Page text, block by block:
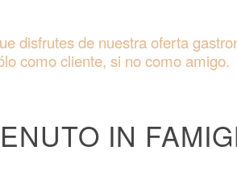
disfrutes de nuestra oferta
como cliente, si no como amigo.
IN